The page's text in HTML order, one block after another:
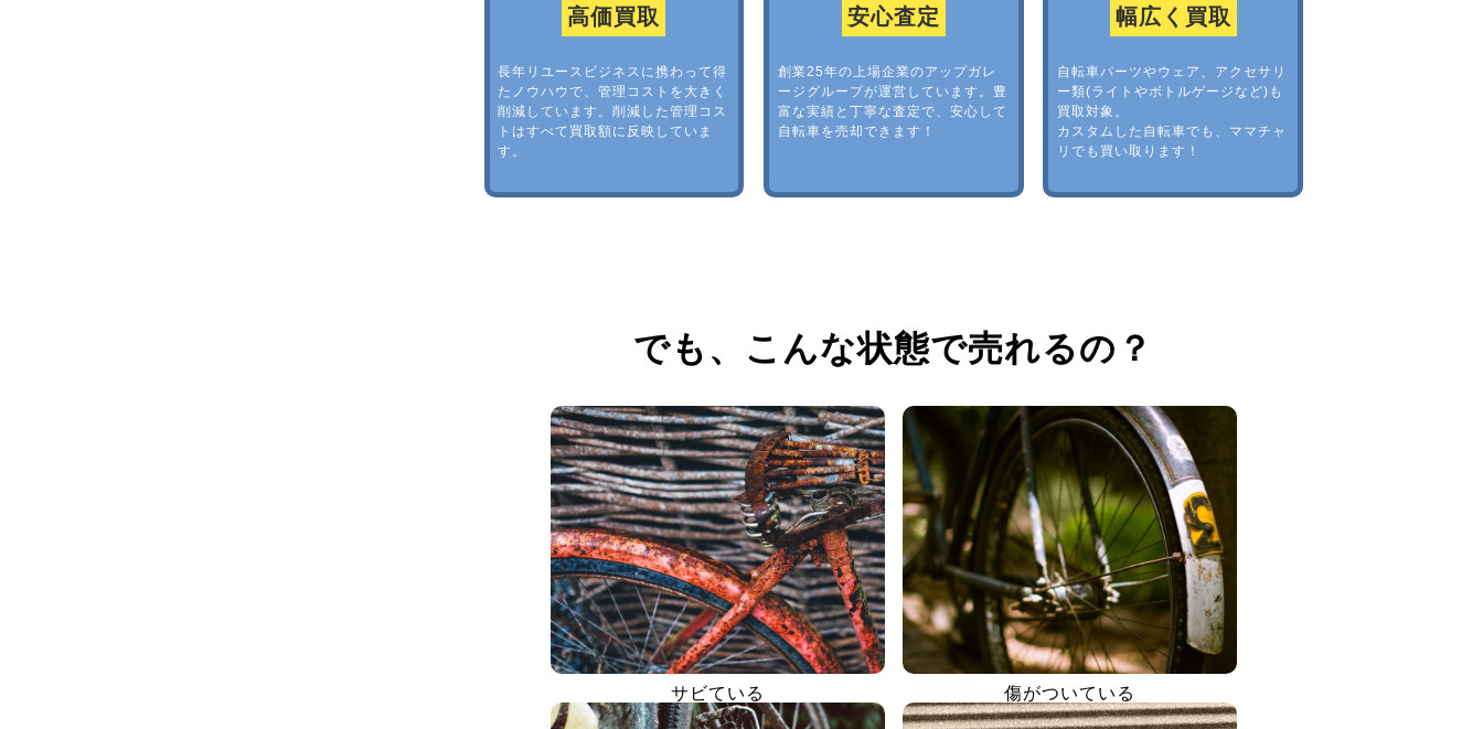
高価買取
長年リユースビジネスに携わって得
たノウハウで、管理コストを大きく
削減しています。削減した管理コス
トはすべて買取額に反映していま
す。
安心査定
創業25年の上場企業のアップガレ
ージグループが運営しています。豊
富な実績と丁寧な査定で、安心して
自転車を売却できます！
幅広く買取
自転車パーツやウェア、アクセサリ
ー類(ライトやボトルゲージなど)も
買取対象。
カスタムした自転車でも、ママチャ
リでも買い取ります！
でも、 こんな状態で売れるの？
サビている 傷がついている